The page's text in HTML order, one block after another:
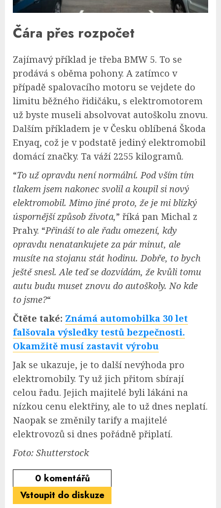
Čára přes rozpočet
Zajímavý příklad je třeba BMW 5. To se
prodává s oběma pohony. A zatímco v
případě spalovacího motoru se vejdete do
limitu běžného řidičáku, s elektromotorem
už byste museli absolvovat autoškolu znovu.
Dalším příkladem je v Česku oblíbená Škoda
Enyaq, což je v podstatě jediný elektromobil
domácí značky. Ta váží 2255 kilogramů.
“To už opravdu není normální. Pod vším tím
tlakem jsem nakonec svolil a koupil si nový
elektromobil. Mimo jiné proto, že je mi blízký
úspornější způsob života,” říká pan Michal z
Prahy. “Přináší to ale řadu omezení, kdy
opravdu nenatankujete za pár minut, ale
musíte na stojanu stát hodinu. Dobře, to bych
ještě snesl. Ale teď se dozvídám, že kvůli tomu
autu budu muset znovu do autoškoly. No kde
to jsme?“
Čtěte také: Známá automobilka 30 let
falšovala výsledky testů bezpečnosti.
Okamžitě musí zastavit výrobu
Jak se ukazuje, je to další nevýhoda pro
elektromobily. Ty už jich přitom sbírají
celou řadu. Jejich majitelé byli lákáni na
nízkou cenu elektřiny, ale to už dnes neplatí.
Naopak se změnily tarify a majitelé
elektrovozů si dnes pořádně připlatí.
Foto: Shutterstock
0 komentářů
Vstoupit do diskuze